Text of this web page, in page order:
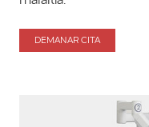
DEMANAR CITAPER
ONCOLOGIA